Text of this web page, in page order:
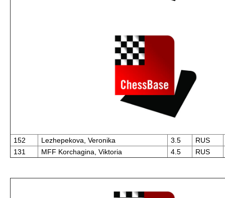
152 Lezhepekova, Veronika 3.5
RUS
131
MFF Korchagina, Viktoria 4.5 RUS